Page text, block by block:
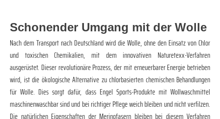
Schonender Umgang mit der Wolle
Nach dem Transport nach Deutschland wird die Wolle, ohne den Einsatz von Chlor
und toxischen Chemikalien, mit dem innovativen Naturetexx-Verfahren
ausgerüstet. Dieser revolutionäre Prozess, der mit erneuerbarer Energie betrieben
wird, ist die ökologische Alternative zu chlorbasierten chemischen Behandlungen
für Wolle. Dies sorgt dafür, dass Engel Sports-Produkte mit Wollwaschmittel
maschinenwaschbar sind und bei richtiger Pflege weich bleiben und nicht verfilzen.
Die natürlichen Eigenschaften der Merinofasern bleiben bei diesem Verfahren